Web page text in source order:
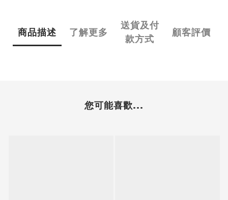
商品描述 了解更多
送貨及付
款方式
顧客評價
您可能喜歡...